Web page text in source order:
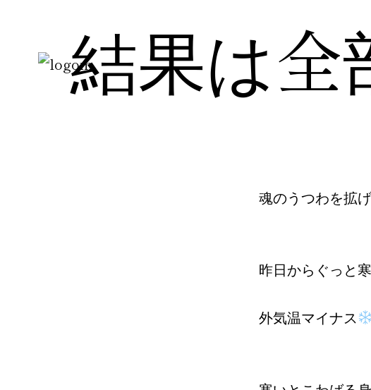
結果は全
魂のうつわを拡
昨日からぐっと
外気温マイナス